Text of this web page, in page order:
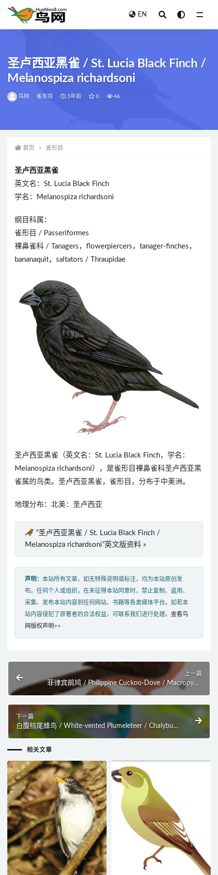
EN
圣卢西亚黑雀 / St. Lucia Black Finch /
Melanospiza richardsoni
鸟网 雀形目 3年前 0 46
首页 雀形目
圣卢西亚黑雀
英文名：St. Lucia Black Finch
学名：Melanospiza richardsoni
纲目科属：
雀形目 / Passeriformes
裸鼻雀科 / Tanagers，flowerpiercers，tanager-finches，
bananaquit，saltators / Thraupidae
圣卢西亚黑雀（英文名：St. Lucia Black Finch，学名：
Melanospiza richardsoni），是雀形目裸鼻雀科圣卢西亚黑
雀属的鸟类。圣卢西亚黑雀，雀形目，分布于中美洲。
地理分布：北美：圣卢西亚
“圣卢西亚黑雀 / St. Lucia Black Finch /
Melanospiza richardsoni”英文版资料 »
声明： 本站所有文章，如无特殊说明或标注，均为本站原创发
布。任何个人或组织，在未征得本站同意时，禁止复制、盗用、
采集、发布本站内容到任何网站、书籍等各类媒体平台。如若本
站内容侵犯了原著者的合法权益，可联系我们进行处理。 查看鸟
网版权声明>>
上一篇
菲律宾鹃鸠 / Philippine Cuckoo-Dove / Macropygia
tenuirostris
下一篇
白腹棕尾蜂鸟 / White-vented Plumeleteer / Chalybura
相关文章